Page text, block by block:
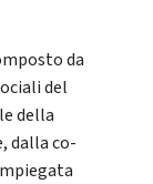
da
del
della
dalla co-